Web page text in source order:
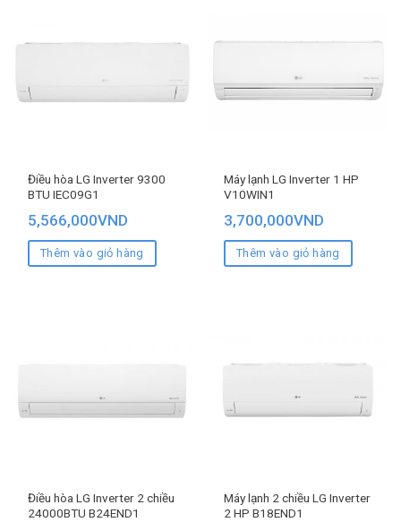
Điều hòa LG Inverter 9300
BTU IEC09G1
5,566,000VND
Thêm vào giỏ hàng
Máy lạnh LG Inverter 1 HP
V10WIN1
3,700,000VND
Thêm vào giỏ hàng
Điều hòa LG Inverter 2 chiều
24000BTU B24END1
Máy lạnh 2 chiều LG Inverter
2 HP B18END1